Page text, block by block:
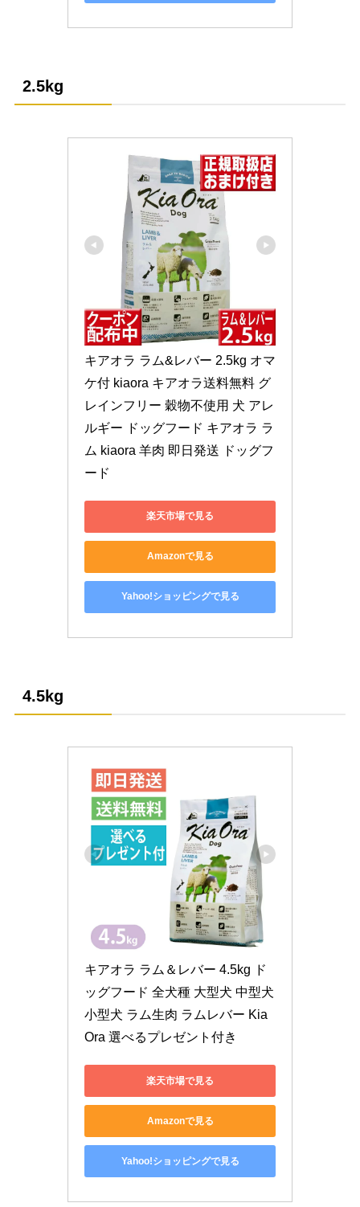
2.5kg
キアオラ ラム&レバー 2.5kg オマ
ケ付 kiaora キアオラ送料無料 グ
レインフリー 穀物不使用 犬 アレ
ルギー ドッグフード キアオラ ラ
ム kiaora 羊肉 即日発送 ドッグフ
ード
楽天市場で見る
Amazonで見る
Yahoo!ショッピングで見る
4.5kg
キアオラ ラム＆レバー 4.5kg ド
ッグフード 全犬種 大型犬 中型犬
小型犬 ラム生肉 ラムレバー Kia
Ora 選べるプレゼント付き
楽天市場で見る
Amazonで見る
Yahoo!ショッピングで見る